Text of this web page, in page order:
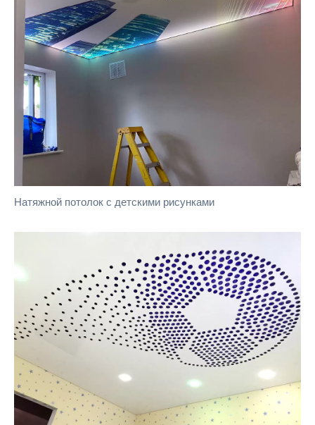
Натяжной потолок с детскими рисунками